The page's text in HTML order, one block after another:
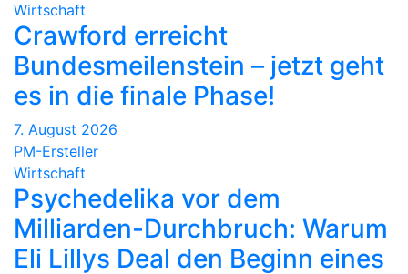
Wirtschaft
Crawford erreicht
Bundesmeilenstein – jetzt geht
es in die finale Phase!
7. August 2026
PM-Ersteller
Wirtschaft
Psychedelika vor dem
Milliarden-Durchbruch: Warum
Eli Lillys Deal den Beginn eines